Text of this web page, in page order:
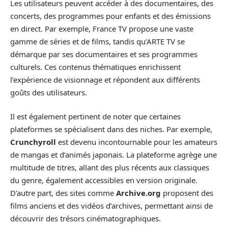
Les utilisateurs peuvent accéder à des documentaires, des
concerts, des programmes pour enfants et des émissions
en direct. Par exemple, France TV propose une vaste
gamme de séries et de films, tandis qu’ARTE TV se
démarque par ses documentaires et ses programmes
culturels. Ces contenus thématiques enrichissent
l’expérience de visionnage et répondent aux différents
goûts des utilisateurs.
Il est également pertinent de noter que certaines
plateformes se spécialisent dans des niches. Par exemple,
Crunchyroll est devenu incontournable pour les amateurs
de mangas et d’animés japonais. La plateforme agrège une
multitude de titres, allant des plus récents aux classiques
du genre, également accessibles en version originale.
D’autre part, des sites comme Archive.org proposent des
films anciens et des vidéos d’archives, permettant ainsi de
découvrir des trésors cinématographiques.